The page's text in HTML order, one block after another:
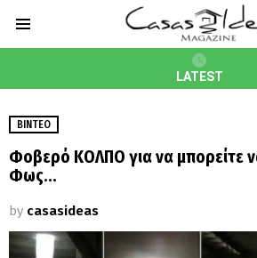
LATEST
ΒΊΝΤΕΟ
Φοβερό ΚΟΛΠΟ για να μπορείτε
Φως…
by casasideas